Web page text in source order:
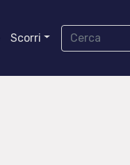
Scorri